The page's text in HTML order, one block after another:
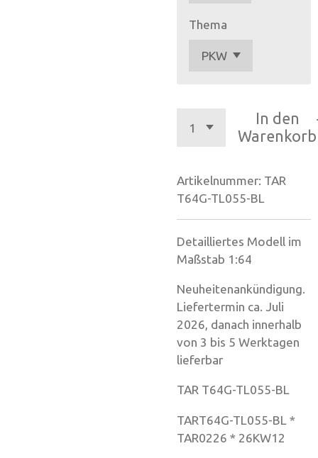
Thema
In den
Warenkorb
Artikelnummer: TAR
T64G-TL055-BL
Detailliertes Modell im
Maßstab 1:64
Neuheitenankündigung.
Liefertermin ca. Juli
2026, danach innerhalb
von 3 bis 5 Werktagen
lieferbar
TAR T64G-TL055-BL
TART64G-TL055-BL *
TAR0226 * 26KW12